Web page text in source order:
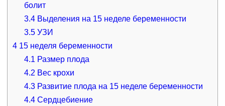
болит
3.4 Выделения на 15 неделе беременности
3.5 УЗИ
415 неделя беременности
4.1 Размер плода
4.2 Вес крохи
4.3 Развитие плода на 15 неделе беременности
4.4 Сердцебиение